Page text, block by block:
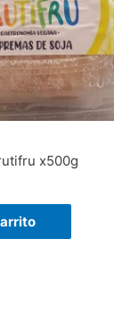
x500g